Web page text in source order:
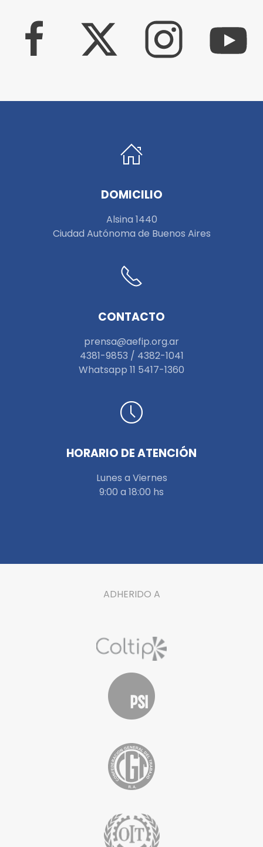
DOMICILIO
Alsina 1440
Ciudad Autónoma de Buenos Aires
CONTACTO
prensa@aefip.org.ar
4381-9853 / 4382-1041
Whatsapp 11 5417-1360
HORARIO DE ATENCIÓN
Lunes a Viernes
9:00 a 18:00 hs
ADHERIDO A